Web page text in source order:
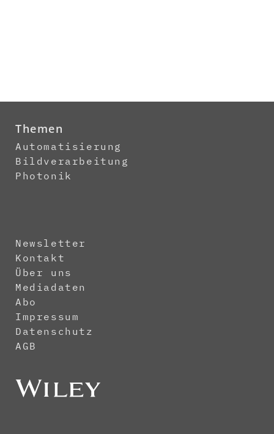
Themen
Automatisierung
Bildverarbeitung
Photonik
Newsletter
Kontakt
Über uns
Mediadaten
Abo
Impressum
Datenschutz
AGB